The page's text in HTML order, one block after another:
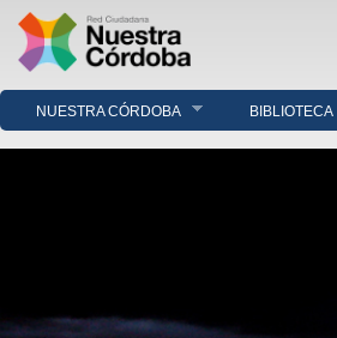
NUESTRA CÓRDOBA BIBLIOTECA